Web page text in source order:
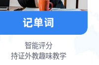
智能评分
持证外教趣味教学